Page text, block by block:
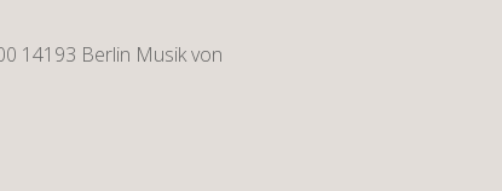
14193 Berlin Musik von